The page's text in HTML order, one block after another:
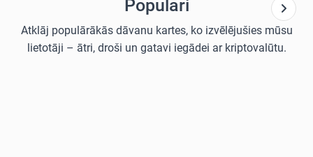
Populāri
Atklāj populārākās dāvanu kartes, ko izvēlējušies mūsu
lietotāji – ātri, droši un gatavi iegādei ar kriptovalūtu.